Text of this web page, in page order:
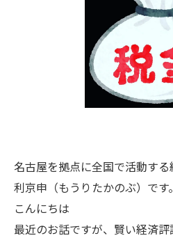
名古屋を拠点に全国で活動す
利京申（もうりたかのぶ）です。
こんにちは
最近のお話ですが、賢い経済評